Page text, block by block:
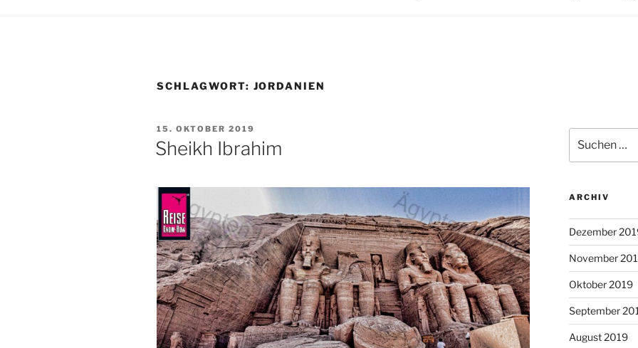
SCHLAGWORT: JORDANIEN
VERÖFFENTLICHT
AM
15. OKTOBER 2019
Sheikh Ibrahim
nach:
ARCHIV
Dezember
November
Oktober 2019
September
August 2019